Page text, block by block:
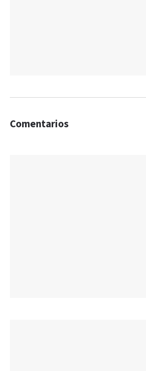
Comentarios